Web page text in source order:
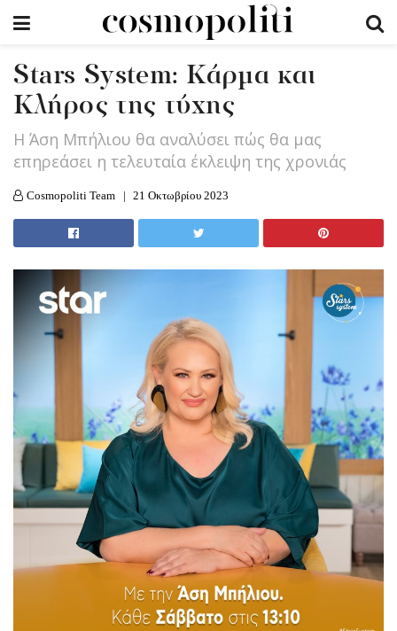
Stars System: Κάρμα και
Κλήρος της τύχης
Η Άση Μπήλιου θα αναλύσει πώς θα μας
επηρεάσει η τελευταία έκλειψη της χρονιάς
Cosmopoliti Team 21 Οκτωβρίου 2023